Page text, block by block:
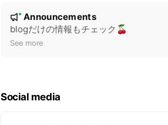
e
New
Announcements
blogだけの情報もチェック🍒
See more
Social media